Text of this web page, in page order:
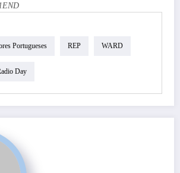
Portugueses REP WARD
Day